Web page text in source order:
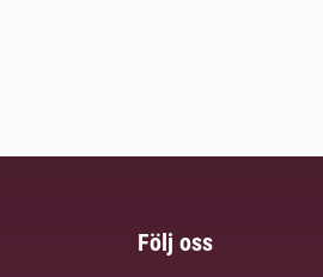
Följ oss